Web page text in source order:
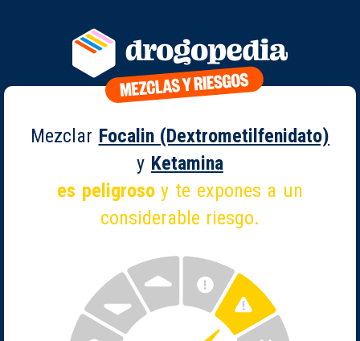
Mezclar Focalin (Dextrometilfenidato)
y Ketamina
es peligrosoy te expones a un
considerable riesgo.